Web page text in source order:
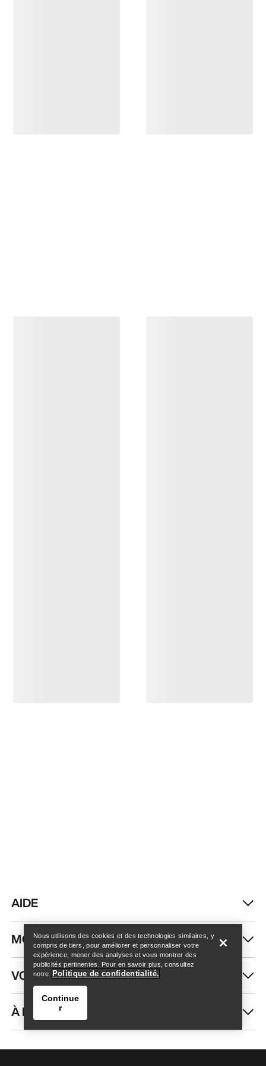
Trouver un magasin Help
AIDE
MON COMPTE
VOIR PLUS
À PROPOS DE NOUS
Nous utilisons des cookies et des technologies similaires, y
compris de tiers, pour améliorer et personnaliser votre
expérience, mener des analyses et vous montrer des
publicités pertinentes. Pour en savoir plus, consultez
notre
Politique de confidentialité.
Continue
r